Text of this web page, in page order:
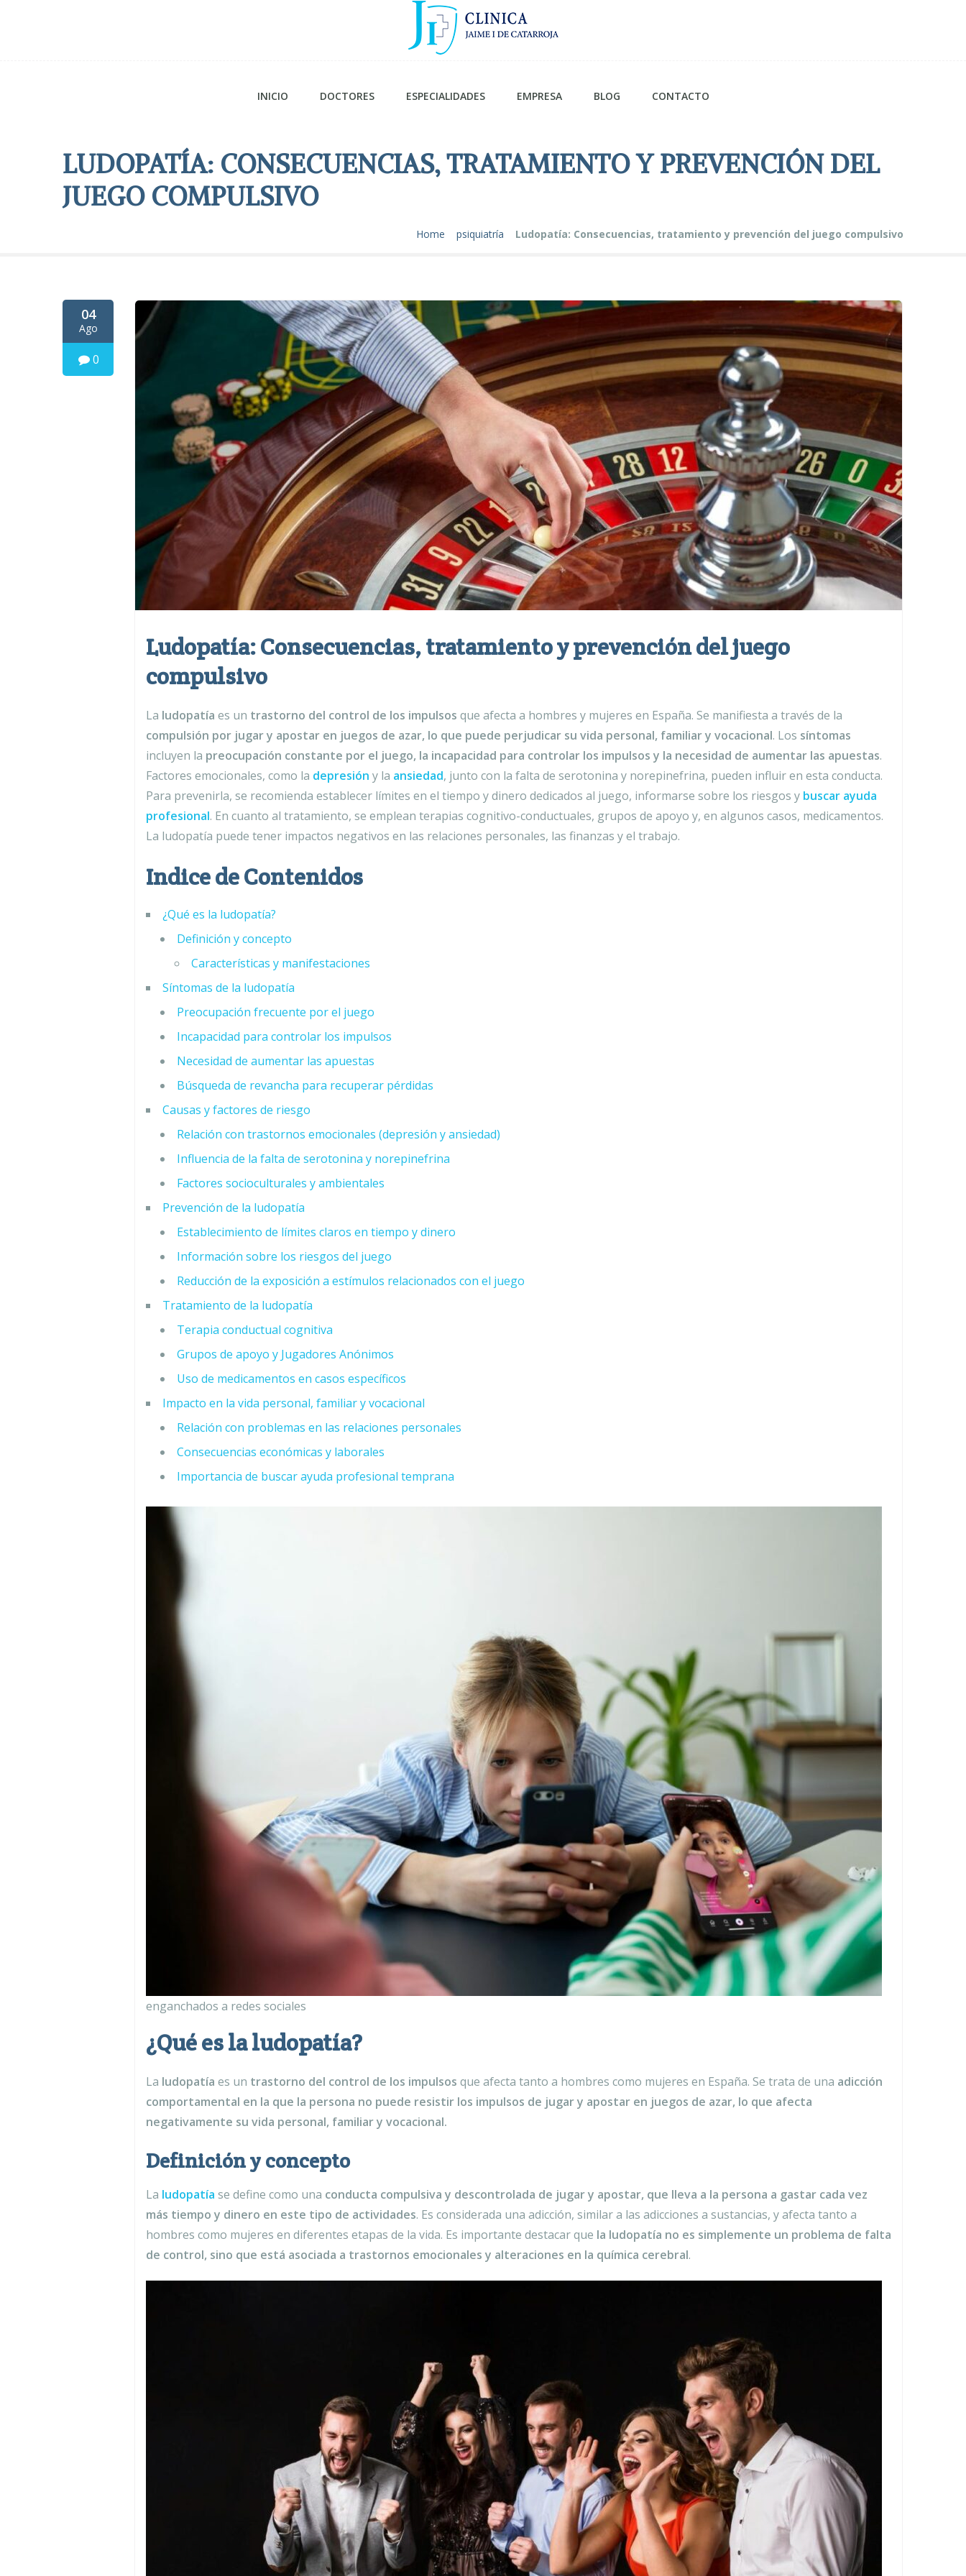
INICIO DOCTORES ESPECIALIDADES EMPRESA BLOG CONTACTO
LUDOPATÍA: CONSECUENCIAS, TRATAMIENTO Y PREVENCIÓN DEL
JUEGO COMPULSIVO
Home psiquiatría Ludopatía: Consecuencias, tratamiento y prevención del juego compulsivo
04
Ago
0
Ludopatía: Consecuencias, tratamiento y prevención del juego
compulsivo
La ludopatía es un trastorno del control de los impulsos que afecta a hombres y mujeres en España. Se manifiesta a través de la
compulsión por jugar y apostar en juegos de azar, lo que puede perjudicar su vida personal, familiar y vocacional. Los síntomas
incluyen la preocupación constante por el juego, la incapacidad para controlar los impulsos y la necesidad de aumentar las apuestas.
Factores emocionales, como la depresión y la ansiedad, junto con la falta de serotonina y norepinefrina, pueden influir en esta conducta.
Para prevenirla, se recomienda establecer límites en el tiempo y dinero dedicados al juego, informarse sobre los riesgos y buscar ayuda
profesional. En cuanto al tratamiento, se emplean terapias cognitivo-conductuales, grupos de apoyo y, en algunos casos, medicamentos.
La ludopatía puede tener impactos negativos en las relaciones personales, las finanzas y el trabajo.
Indice de Contenidos
¿Qué es la ludopatía?
Definición y concepto
Características y manifestaciones
Síntomas de la ludopatía
Preocupación frecuente por el juego
Incapacidad para controlar los impulsos
Necesidad de aumentar las apuestas
Búsqueda de revancha para recuperar pérdidas
Causas y factores de riesgo
Relación con trastornos emocionales (depresión y ansiedad)
Influencia de la falta de serotonina y norepinefrina
Factores socioculturales y ambientales
Prevención de la ludopatía
Establecimiento de límites claros en tiempo y dinero
Información sobre los riesgos del juego
Reducción de la exposición a estímulos relacionados con el juego
Tratamiento de la ludopatía
Terapia conductual cognitiva
Grupos de apoyo y Jugadores Anónimos
Uso de medicamentos en casos específicos
Impacto en la vida personal, familiar y vocacional
Relación con problemas en las relaciones personales
Consecuencias económicas y laborales
Importancia de buscar ayuda profesional temprana
enganchados a redes sociales
¿Qué es la ludopatía?
La ludopatía es un trastorno del control de los impulsos que afecta tanto a hombres como mujeres en España. Se trata de una adicción
comportamental en la que la persona no puede resistir los impulsos de jugar y apostar en juegos de azar, lo que afecta
negativamente su vida personal, familiar y vocacional.
Definición y concepto
La ludopatía se define como una conducta compulsiva y descontrolada de jugar y apostar, que lleva a la persona a gastar cada vez
más tiempo y dinero en este tipo de actividades. Es considerada una adicción, similar a las adicciones a sustancias, y afecta tanto a
hombres como mujeres en diferentes etapas de la vida. Es importante destacar que la ludopatía no es simplemente un problema de falta
de control, sino que está asociada a trastornos emocionales y alteraciones en la química cerebral.